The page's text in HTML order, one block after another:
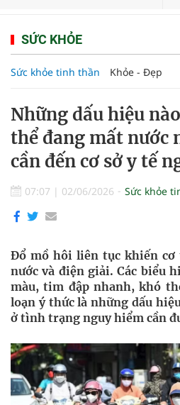
SỨC KHỎE
Sức khỏe tinh thần Khỏe - Đẹp
Những dấu hiệu
thể đang mất nước
cần đến cơ sở y tế
07:07 | 02/06/2026 Sức khỏe
Đổ mồ hôi liên tục khiến cơ
nước và điện giải. Các biểu
màu, tim đập nhanh, khó
loạn ý thức là những dấu
ở tình trạng nguy hiểm cần